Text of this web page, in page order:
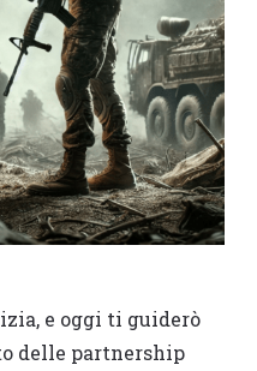
e oggi ti guiderò
delle partnership